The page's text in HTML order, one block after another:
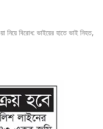
নিয়ে বিরোধ: ভাইয়ের হাতে ভাই নিহত,